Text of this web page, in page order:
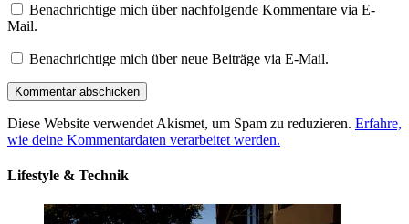
Benachrichtige mich über nachfolgende Kommentare via E-
Mail.
Benachrichtige mich über neue Beiträge via E-Mail.
Diese Website verwendet Akismet, um Spam zu reduzieren. Erfahre,
wie deine Kommentardaten verarbeitet werden.
Lifestyle & Technik